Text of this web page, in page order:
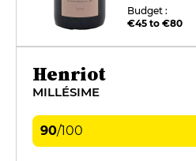
Budget :
€45 to €80
Henriot
MILLÉSIME
90/100